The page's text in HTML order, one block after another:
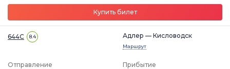
Купить билет
644С 8.4 Адлер — Кисловодск
Маршрут
Отправление
Прибытие